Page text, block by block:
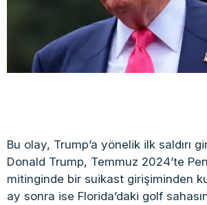
Bu olay, Trump’a yönelik ilk saldırı
Donald Trump, Temmuz 2024’te
mitinginde bir suikast girişiminden
ay sonra ise Florida’daki golf